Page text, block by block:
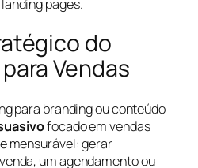
pages.
do
Vendas
para branding ou conteúdo
focado em vendas
mensurável: gerar
um agendamento ou